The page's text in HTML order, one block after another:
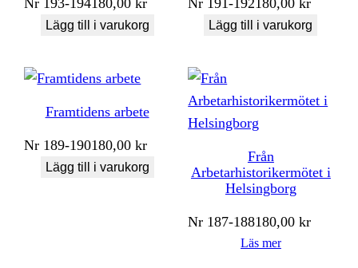
Nr 193-194180,00kr
Lägg till i varukorg
Nr 191-192180,00kr
Lägg till i varukorg
Framtidens arbete
Nr 189-190180,00kr
Lägg till i varukorg
Från
Arbetarhistorikermötet i
Helsingborg
Nr 187-188180,00kr
Läs mer